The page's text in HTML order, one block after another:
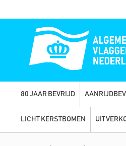
80 JAAR BEVRIJD
LICHT KERSTBOMEN